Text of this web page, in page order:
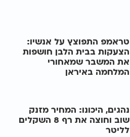
טראמפ התפוצץ על אנשיו:
הצעקות בבית הלבן חושפות
את המשבר שמאחורי
המלחמה באיראן
נהגים, היכונו: המחיר מזנק
שוב וחוצה את רף 8 השקלים
לליטר